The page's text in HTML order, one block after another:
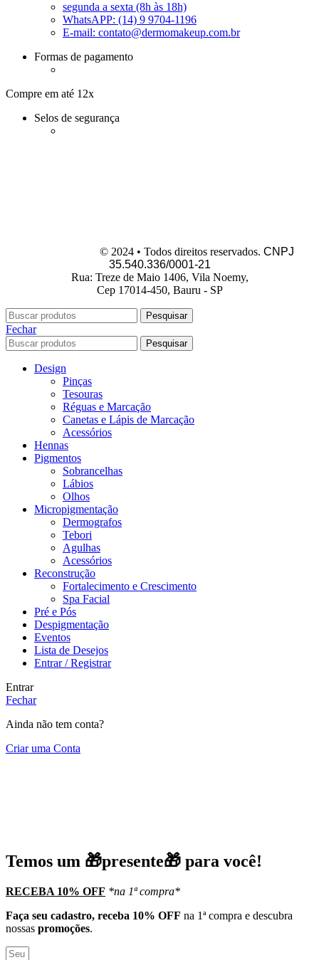
segunda a sexta (8h às 18h)
WhatsAPP: (14) 9 9704-1196
E-mail: contato@dermomakeup.com.br
Formas de pagamento
Compre em até 12x
Selos de segurança
© 2024 • Todos direitos reservados. CNPJ
35.540.336/0001-21
Rua: Treze de Maio 1406, Vila Noemy,
Cep 17014-450, Bauru - SP
Pesquisar
Fechar
Pesquisar
Design
Pinças
Tesouras
Réguas e Marcação
Canetas e Lápis de Marcação
Acessórios
Hennas
Pigmentos
Sobrancelhas
Lábios
Olhos
Micropigmentação
Dermografos
Tebori
Agulhas
Acessórios
Reconstrução
Fortalecimento e Crescimento
Spa Facial
Pré e Pós
Despigmentação
Eventos
Lista de Desejos
Entrar / Registrar
Entrar
Fechar
Ainda não tem conta?
Criar uma Conta
Temos um 🎁presente🎁 para você!
RECEBA 10% OFF *na 1ª compra*
Faça seu cadastro, receba 10% OFF na 1ª compra e descubra
nossas promoções.